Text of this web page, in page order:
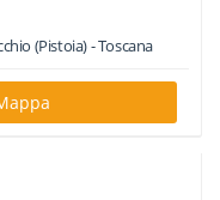
(Pistoia) -Toscana